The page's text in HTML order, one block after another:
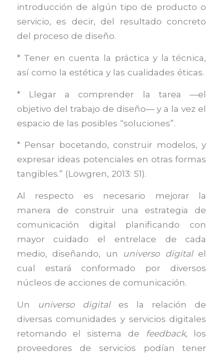
introducción de algún tipo de producto o
servicio, es decir, del resultado concreto
del proceso de diseño.
* Tener en cuenta la práctica y la técnica,
así como la estética y las cualidades éticas.
* Llegar a comprender la tarea —el
objetivo del trabajo de diseño— y a la vez el
espacio de las posibles “soluciones”.
* Pensar bocetando, construir modelos, y
expresar ideas potenciales en otras formas
tangibles.” (Löwgren, 2013: 51).
Al respecto es necesario mejorar la
manera de construir una estrategia de
comunicación digital planificando con
mayor cuidado el entrelace de cada
medio, diseñando, un universo digitalel
cual estará conformado por diversos
núcleos de acciones de comunicación.
Un universo digitales la relación de
diversas comunidades y servicios digitales
retomando el sistema de
feedback, los
proveedores de servicios podían tener